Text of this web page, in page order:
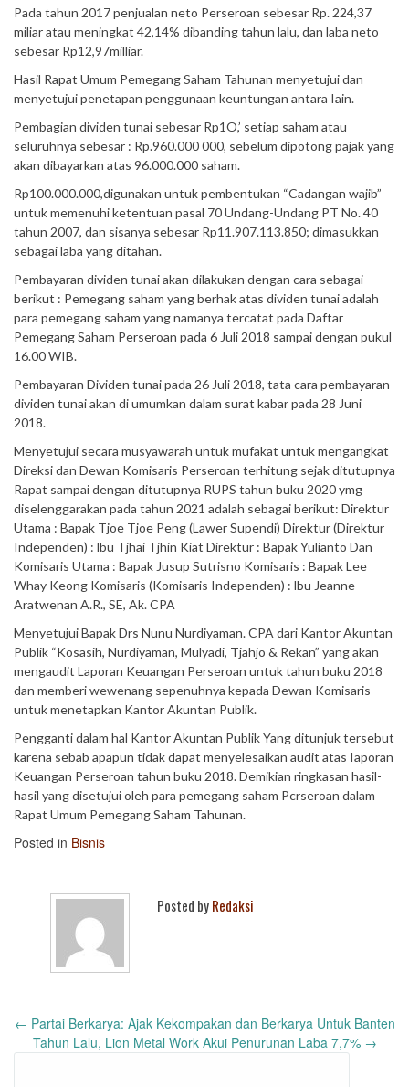
Pada tahun 2017 penjualan neto Perseroan sebesar Rp. 224,37
miliar atau meningkat 42,14% dibanding tahun lalu, dan laba neto
sebesar Rp12,97milliar.
Hasil Rapat Umum Pemegang Saham Tahunan menyetujui dan
menyetujui penetapan penggunaan keuntungan antara Iain.
Pembagian dividen tunai sebesar Rp1O,’ setiap saham atau
seluruhnya sebesar : Rp.960.000 000, sebelum dipotong pajak yang
akan dibayarkan atas 96.000.000 saham.
Rp100.000.000,digunakan untuk pembentukan “Cadangan wajib”
untuk memenuhi ketentuan pasal 70 Undang-Undang PT No. 40
tahun 2007, dan sisanya sebesar Rp11.907.113.850; dimasukkan
sebagai laba yang ditahan.
Pembayaran dividen tunai akan dilakukan dengan cara sebagai
berikut : Pemegang saham yang berhak atas dividen tunai adalah
para pemegang saham yang namanya tercatat pada Daftar
Pemegang Saham Perseroan pada 6 Juli 2018 sampai dengan pukul
16.00 WIB.
Pembayaran Dividen tunai pada 26 Juli 2018, tata cara pembayaran
dividen tunai akan di umumkan dalam surat kabar pada 28 Juni
2018.
Menyetujui secara musyawarah untuk mufakat untuk mengangkat
Direksi dan Dewan Komisaris Perseroan terhitung sejak ditutupnya
Rapat sampai dengan ditutupnya RUPS tahun buku 2020 ymg
diselenggarakan pada tahun 2021 adalah sebagai berikut: Direktur
Utama : Bapak Tjoe Tjoe Peng (Lawer Supendi) Direktur (Direktur
Independen) : lbu Tjhai Tjhin Kiat Direktur : Bapak Yulianto Dan
Komisaris Utama : Bapak Jusup Sutrisno Komisaris : Bapak Lee
Whay Keong Komisaris (Komisaris Independen) : lbu Jeanne
Aratwenan A.R., SE, Ak. CPA
Menyetujui Bapak Drs Nunu Nurdiyaman. CPA dari Kantor Akuntan
Publik “Kosasih, Nurdiyaman, Mulyadi, Tjahjo & Rekan” yang akan
mengaudit Laporan Keuangan Perseroan untuk tahun buku 2018
dan memberi wewenang sepenuhnya kepada Dewan Komisaris
untuk menetapkan Kantor Akuntan Publik.
Pengganti dalam hal Kantor Akuntan Publik Yang ditunjuk tersebut
karena sebab apapun tidak dapat menyelesaikan audit atas Iaporan
Keuangan Perseroan tahun buku 2018. Demikian ringkasan hasil-
hasil yang disetujui oleh para pemegang saham Pcrseroan dalam
Rapat Umum Pemegang Saham Tahunan.
Posted in Bisnis
Posted byRedaksi
Post
navigation
← Partai Berkarya: Ajak Kekompakan dan Berkarya Untuk Banten
Tahun Lalu, Lion Metal Work Akui Penurunan Laba 7,7% →